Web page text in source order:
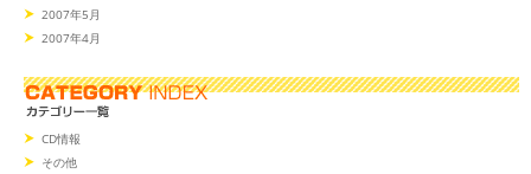
2007年5月
2007年4月
CD情報
その他